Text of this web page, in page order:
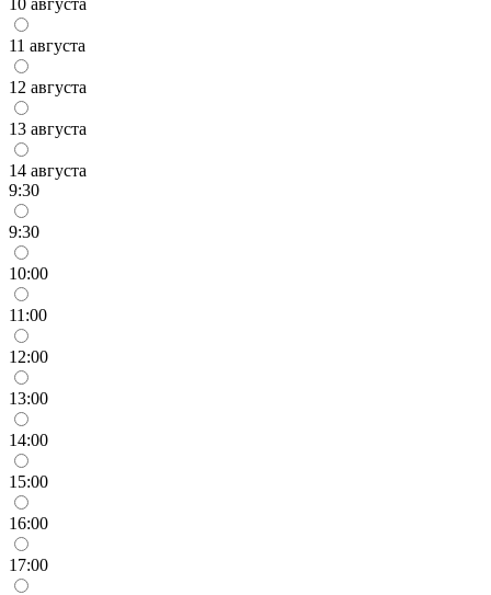
11 августа
12 августа
13 августа
14 августа
9:30
9:30
10:00
11:00
12:00
13:00
14:00
15:00
16:00
17:00